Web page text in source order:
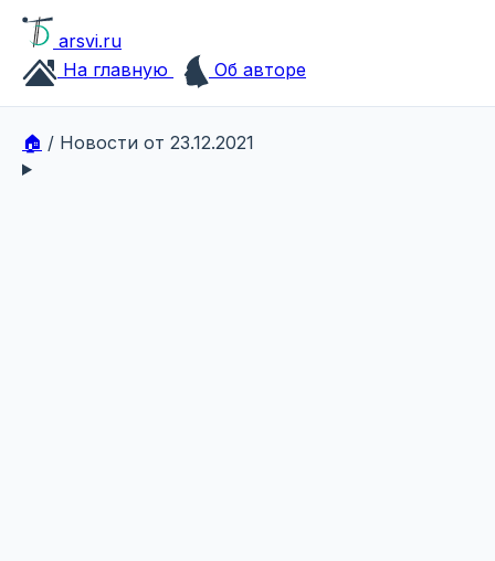
arsvi.ru
На главную
Об авторе
🏠 / Новости от 23.12.2021